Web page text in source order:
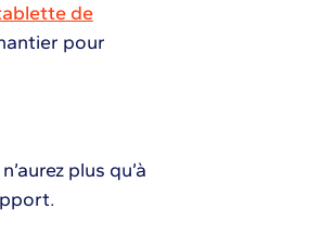
de
pour
plus qu’à